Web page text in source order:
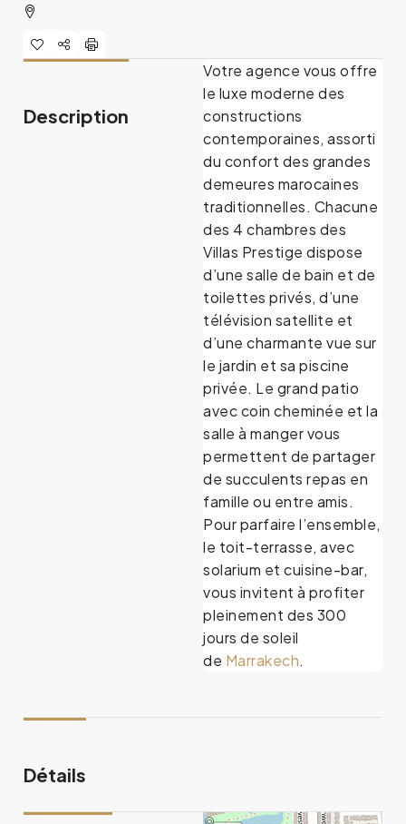
Description
Votre agence vous offre
le luxe moderne des
constructions
contemporaines, assorti
du confort des grandes
demeures marocaines
traditionnelles. Chacune
des 4 chambres des
Villas Prestige dispose
d’une salle de bain et de
toilettes privés, d’une
télévision satellite et
d’une charmante vue sur
le jardin et sa piscine
privée. Le grand patio
avec coin cheminée et la
salle à manger vous
permettent de partager
de succulents repas en
famille ou entre amis.
Pour parfaire l’ensemble,
le toit-terrasse, avec
solarium et cuisine-bar,
vous invitent à profiter
pleinement des 300
jours de soleil
de Marrakech.
Détails